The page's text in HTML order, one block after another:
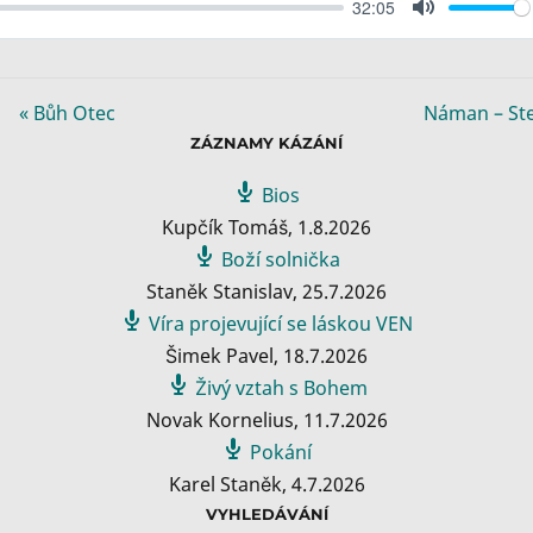
32:05
M
u
e
« Bůh Otec Náman –
ZÁZNAMY KÁZÁNÍ
Bios
Kupčík Tomáš, 1.8.2026
Boží solnička
Staněk Stanislav, 25.7.2026
Víra projevující se láskou VEN
Šimek Pavel, 18.7.2026
Živý vztah s Bohem
Novak Kornelius, 11.7.2026
Pokání
Karel Staněk, 4.7.2026
VYHLEDÁVÁNÍ